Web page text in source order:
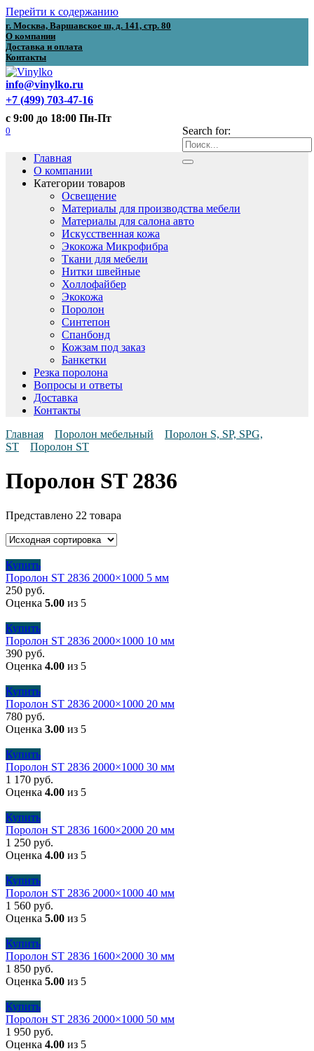
Перейти к содержанию
г. Москва, Варшавское ш, д. 141, стр. 80
О компании
Доставка и оплата
Контакты
info@vinylko.ru
+7 (499) 703-47-16
с 9:00 до 18:00 Пн-Пт
Search for:
0
Главная
О компании
Категории товаров
Освещение
Материалы для производства мебели
Материалы для салона авто
Искусственная кожа
Экокожа Микрофибра
Ткани для мебели
Нитки швейные
Холлофайбер
Экокожа
Поролон
Синтепон
Спанбонд
Кожзам под заказ
Банкетки
Резка поролона
Вопросы и ответы
Доставка
Контакты
Главная
Поролон мебельный
Поролон S, SP, SPG,
ST
Поролон ST
Поролон ST 2836
Представлено 22 товара
Купить
Поролон ST 2836 2000×1000 5 мм
250 руб.
Оценка 5.00 из 5
Купить
Поролон ST 2836 2000×1000 10 мм
390 руб.
Оценка 4.00 из 5
Купить
Поролон ST 2836 2000×1000 20 мм
780 руб.
Оценка 3.00 из 5
Купить
Поролон ST 2836 2000×1000 30 мм
1 170 руб.
Оценка 4.00 из 5
Купить
Поролон ST 2836 1600×2000 20 мм
1 250 руб.
Оценка 4.00 из 5
Купить
Поролон ST 2836 2000×1000 40 мм
1 560 руб.
Оценка 5.00 из 5
Купить
Поролон ST 2836 1600×2000 30 мм
1 850 руб.
Оценка 5.00 из 5
Купить
Поролон ST 2836 2000×1000 50 мм
1 950 руб.
Оценка 4.00 из 5